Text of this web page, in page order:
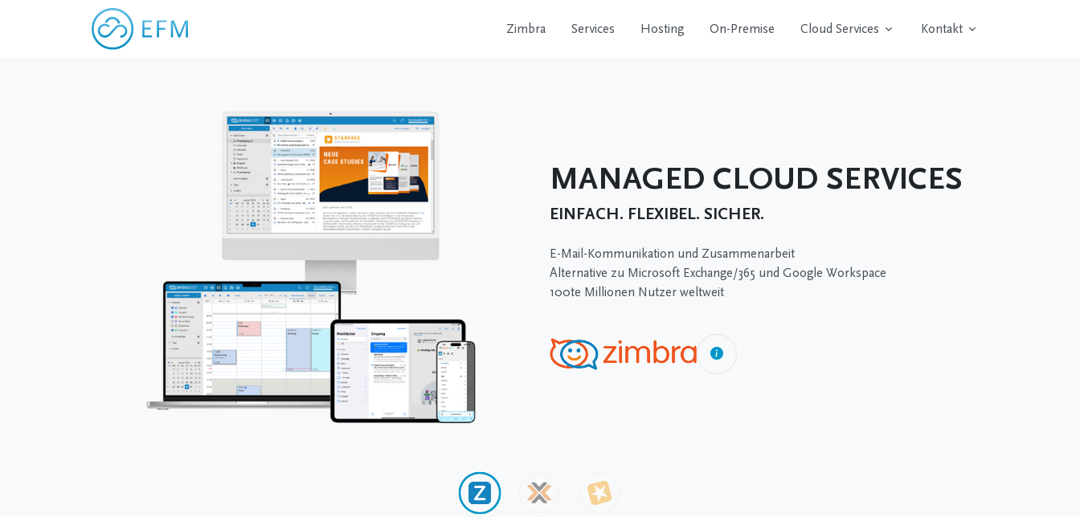
Zimbra Services Hosting On-Premise Cloud Services Kontakt
MANAGED CLOUD SERVICES
EINFACH. FLEXIBEL. SICHER.
E-Mail-Kommunikation und Zusammenarbeit
Alternative zu Microsoft Exchange/365 und Google Workspace
100te Millionen Nutzer weltweit